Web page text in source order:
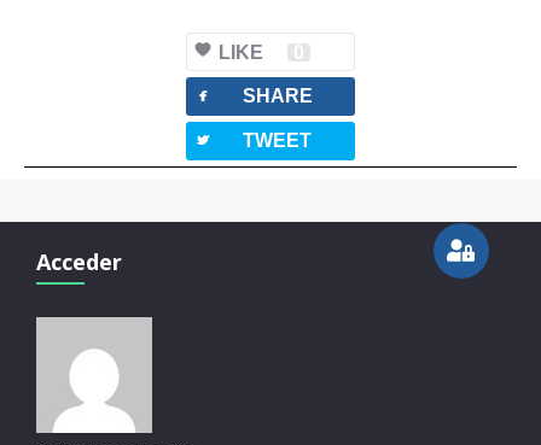
LIKE 0
facebook SHARE
twitterbird TWEET
Acceder